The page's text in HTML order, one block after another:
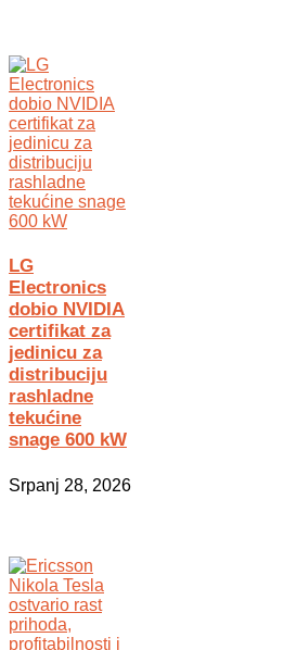
LG
Electronics
dobio NVIDIA
certifikat za
jedinicu za
distribuciju
rashladne
tekućine
snage 600 kW
Srpanj 28, 2026